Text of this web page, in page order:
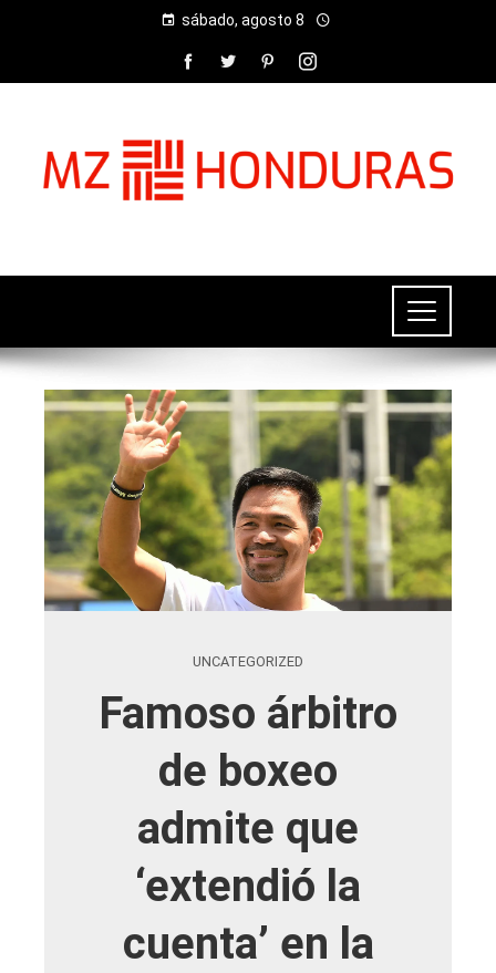
sábado, agosto 8
UNCATEGORIZED
Famoso árbitro
de boxeo
admite que
‘extendió la
cuenta’ en la